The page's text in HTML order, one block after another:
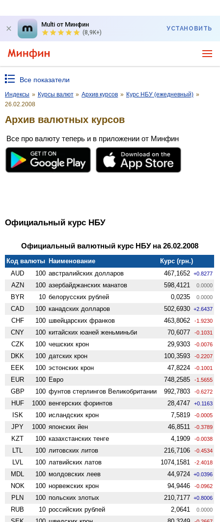
Multi от Минфин
(8,9K+)
УСТАНОВИТЬ
Все показатели
Индексы » Курсы валют » Архив курсов » Курс НБУ (ежедневный) »
26.02.2008
Архив валютных курсов
Все про валюту теперь и в приложении от Минфин
Официальный курс НБУ
Официальный валютный курс НБУ на 26.02.2008
Код валюты Наименование
Курс (грн.)
AUD
100 австралийских долларов 467,1652 +0.8277
AZN 100 азербайджанских манатов 598,4121 0.0000
BYR 10 белорусских рублей 0,0235 0.0000
CAD 100 канадских долларов 502,6930 +2.6437
CHF 100 швейцарских франков 463,8062 -1.9230
CNY 100 китайских юаней женьминьби 70,6077 -0.1031
CZK 100 чешских крон 29,9303 -0.0076
DKK 100 датских крон 100,3593 -0.2207
EEK 100 эстонских крон 47,8224 -0.1001
EUR 100 Евро 748,2585 -1.5655
GBP 100 фунтов стерлингов Велико­британии 992,7803 -0.6272
HUF 1000 венгерских форинтов 28,4747 +0.1163
ISK 100 исландских крон 7,5819 -0.0005
JPY 1000 японских йен 46,8511 -0.3789
KZT 100 казахстанских тенге 4,1909 -0.0038
LTL 100 литовских литов 216,7106 -0.4534
LVL 100 латвийских латов 1074,1581 -2.4018
MDL 100 молдовских леев 44,9724 +0.0396
NOK 100 норвежских крон 94,9446 -0.0962
PLN 100 польских злотых 210,7177 +0.8006
RUB 10 российских рублей 2,0641 0.0000